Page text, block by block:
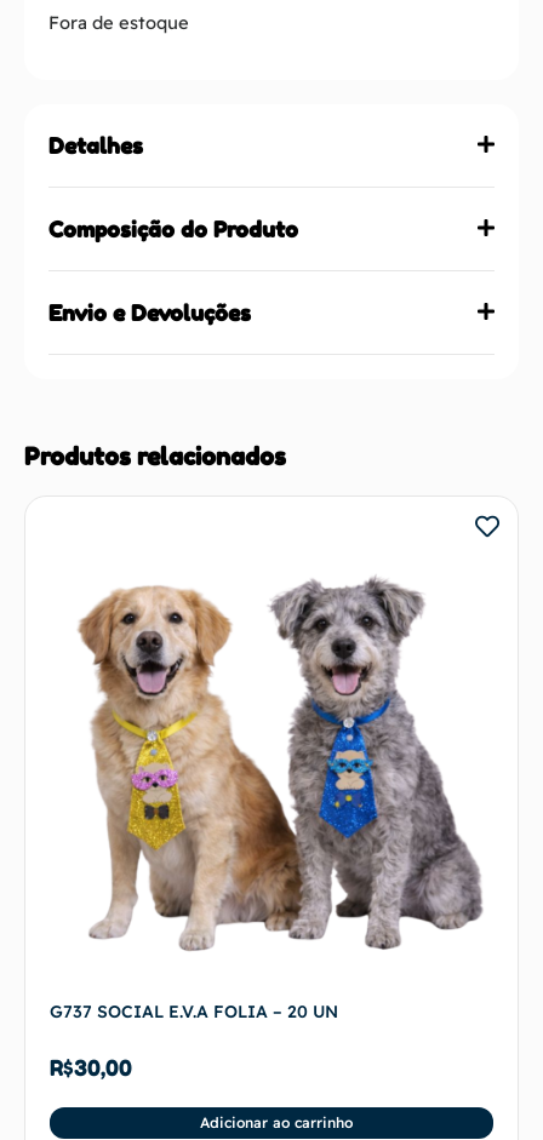
Fora de estoque
Detalhes
Composição do Produto
Envio e Devoluções
Produtos relacionados
G737 SOCIAL E.V.A FOLIA – 20 UN
R$30,00
Adicionar ao carrinho